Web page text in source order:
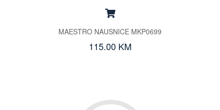
MAESTRO NAUSNICE MKP0699
115.00 KM